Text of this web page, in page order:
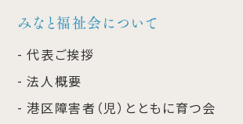
みなと福祉会について
代表ご挨拶
法人概要
港区障害者（児）とともに育つ会